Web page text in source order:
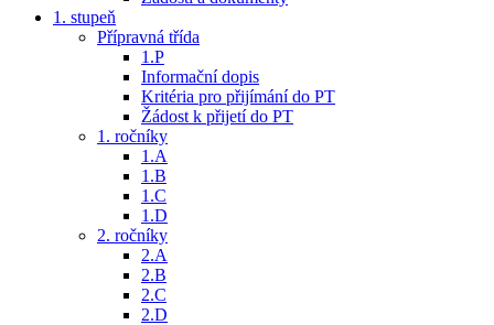
1. stupeň
Přípravná třída
1.P
Informační dopis
Kritéria pro přijímání do PT
Žádost k přijetí do PT
1. ročníky
1.A
1.B
1.C
1.D
2. ročníky
2.A
2.B
2.C
2.D